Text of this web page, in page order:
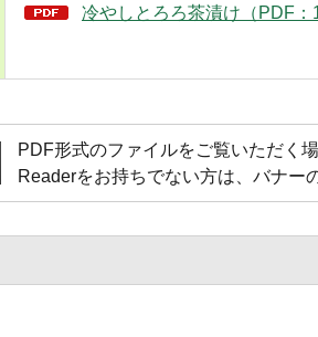
冷やしとろろ茶漬け（PDF：
PDF形式のファイルをご覧いただく
Readerをお持ちでない方は、バナー